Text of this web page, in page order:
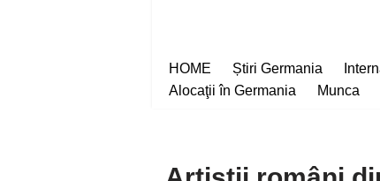
HOME Știri Germania
Alocaţii în Germania
Munca